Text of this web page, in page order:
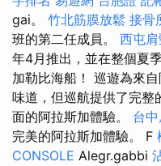
gai。 竹北筋膜放鬆 接骨
班的第二任成員。 西屯
年4月推出，並在整個夏
加勒比海船！ 巡遊為來
味道，但巡航提供了完整
面的阿拉斯加體驗。 台
完美的阿拉斯加體驗。 F
CONSOLE Alegr.gabbi